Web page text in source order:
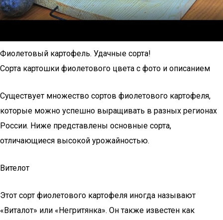
Фиолетовый картофель. Удачные сорта!
Сорта картошки фиолетового цвета с фото и описанием
Существует множество сортов фиолетового картофеля,
которые можно успешно выращивать в разных регионах
России. Ниже представлены основные сорта,
отличающиеся высокой урожайностью.
Вителот
Этот сорт фиолетового картофеля иногда называют
«Виталот» или «Негритянка». Он также известен как